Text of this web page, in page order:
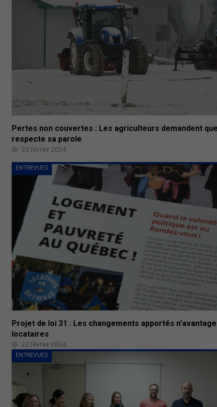
Pertes non couvertes : Les agriculteurs demandent
respecte sa parole
23 février 2024
ENTREVUES
Projet de loi 31 : Les changements apportés
locataires
22 février 2024
ENTREVUES